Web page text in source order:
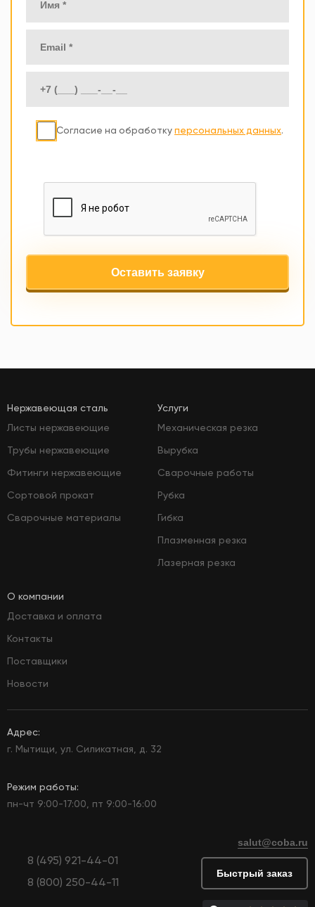
Согласие на обработку персональных данных.
Оставить заявку
Нержавеющая сталь
Листы нержавеющие
Трубы нержавеющие
Фитинги нержавеющие
Сортовой прокат
Сварочные материалы
Услуги
Механическая резка
Вырубка
Сварочные работы
Рубка
Гибка
Плазменная резка
Лазерная резка
О компании
Доставка и оплата
Контакты
Поставщики
Новости
Адрес:
г. Мытищи, ул. Силикатная, д. 32
Режим работы:
пн-чт 9:00-17:00, пт 9:00-16:00
8 (495) 921-44-01
8 (800) 250-44-11
salut@coba.ru
Быстрый заказ